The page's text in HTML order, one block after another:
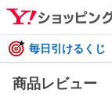
毎日引けるく
商品レビュー